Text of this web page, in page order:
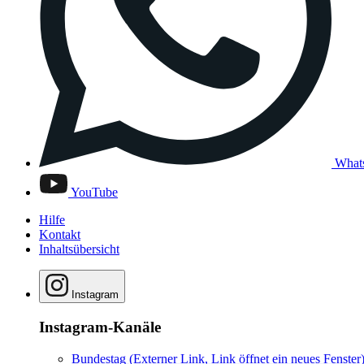
YouTube
Hilfe
Kontakt
Inhaltsübersicht
Instagram
Instagram-Kanäle
Bundestag (Externer Link, Link öffnet ein neues Fenster)